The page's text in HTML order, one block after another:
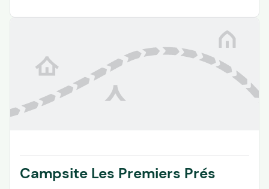
Campsite Les Premiers Prés